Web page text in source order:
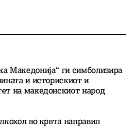
Македонија“ ги симболизира
и историскиот и
на македонскиот народ
во крвта направил